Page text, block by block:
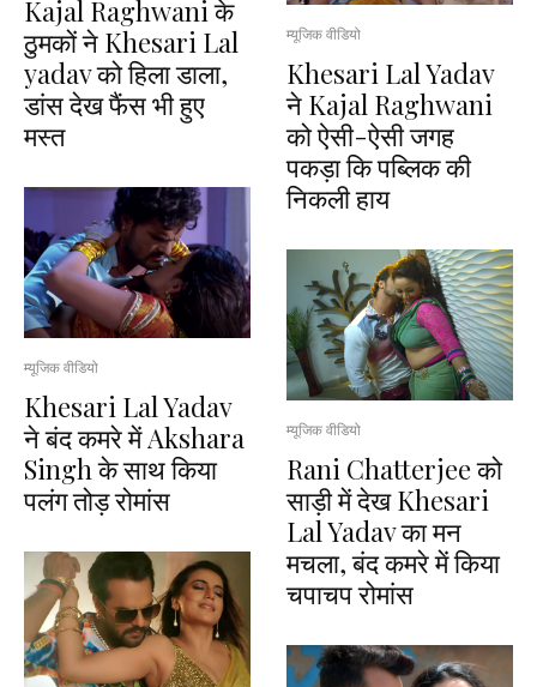
Kajal Raghwani के
ठुमकों ने Khesari Lal
yadav को हिला डाला,
डांस देख फैंस भी हुए
मस्त
म्यूजिक वीडियो
Khesari Lal Yadav
ने बंद कमरे में Akshara
Singh के साथ किया
पलंग तोड़ रोमांस
म्यूजिक वीडियो
Khesari Lal Yadav
ने Kajal Raghwani
को ऐसी-ऐसी जगह
पकड़ा कि पब्लिक की
निकली हाय
म्यूजिक वीडियो
Rani Chatterjee को
साड़ी में देख Khesari
Lal Yadav का मन
मचला, बंद कमरे में किया
चपाचप रोमांस